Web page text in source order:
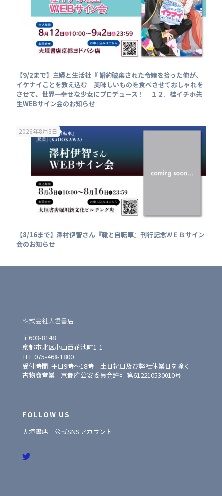
【9/2まで】主婦と生活社『 婚約破棄された令嬢を拾った俺が、
イケナイことを教え込む 美味しいものを食べさせておしゃれを
させて、世界一幸せな少女にプロデュース！ １２』桂イチホ先
生WEBサイン会のお知らせ
2026年8月3日
【8/16まで】澤村伊智さん『靴と自転車』刊行記念ＷＥＢサイン
会のお知らせ
株式会社大垣書店
〒603-8148
京都市北区小山西花池町1-1
TEL 075-468-1800
受付時間: 平日9時〜18時 土日祝日及び弊社休業日を除く
古物商営業 京都府公安委員会許可 第612210530010号
FOLLOW US
大垣書店 公式SNSアカウント